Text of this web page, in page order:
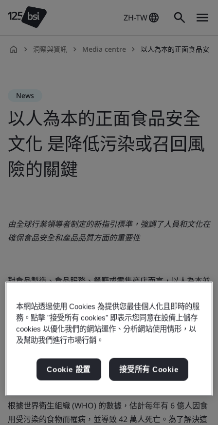
ZH-TW
洞察與資訊 Media centre 以人為本的正面食品安全
News
以人為本的正面食品安全
文化 是降低污染或召回風
險的關鍵
由全球行業領導者制定的新指引標準，強調了人員和文化在
確保食品安全和產品品質方面的重要性
對食品製造、食品服務、餐廳或零售商店而言，以人為本並
召回風險，同時也有助於提高生產力和留住人才。
BSI 於本週發布的新全球指南是通過與沃爾瑪、麥當勞、
Kerry食品和3M等行業巨頭的共識開發的。指南中指出食
品安全事件、品質不良和召回的共同因素是人而不是機械或
技術故障。同樣的，當問題發生時，人是避免再次發生的關
根據世界衛生組織 (WHO) 的數據，估計每年有 6 億人因食
用受污染的食物而罹病，並導致 42 萬人死亡。為了解決這
本網站透過使用 Cookies 為提供您最佳個人化且即時的服
務。點擊 "接受所有 cookies" 即表示您同意在設備上儲存
cookies 以優化我們的網站運作、分析網站使用情形，以
及幫助我們進行市場行銷。
Cookie 設置 接受所有 Cookie